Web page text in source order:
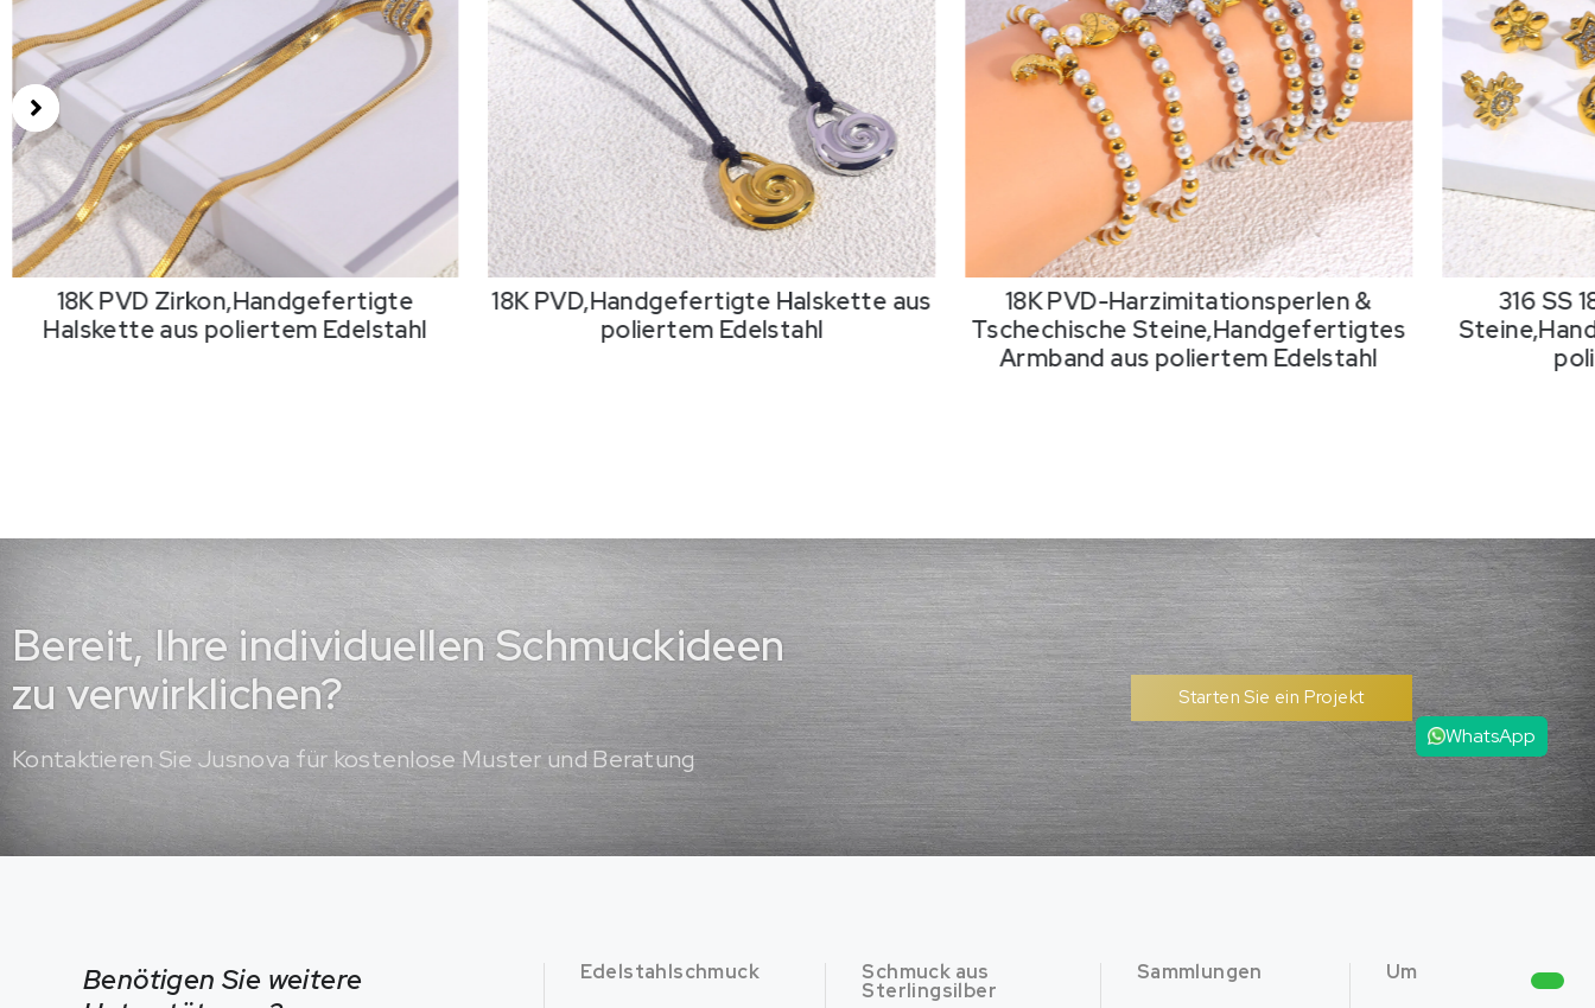
18K PVD Zirkon,Handgefertigte
Halskette aus poliertem Edelstahl
18K PVD,Handgefertigte Halskette aus
poliertem Edelstahl
18K PVD-Harzimitationsperlen &
Tschechische Steine,Handgefertigtes
Armband aus poliertem Edelstahl
316 SS
Bereit, Ihre individuellen Schmuckideen
zu verwirklichen?
Kontaktieren Sie Jusnova für kostenlose Muster und Beratung
Starten Sie ein Projekt
Benötigen Sie weitere
Edelstahlschmuck Schmuck aus
Sterlingsilber
Sammlungen Um
WhatsApp